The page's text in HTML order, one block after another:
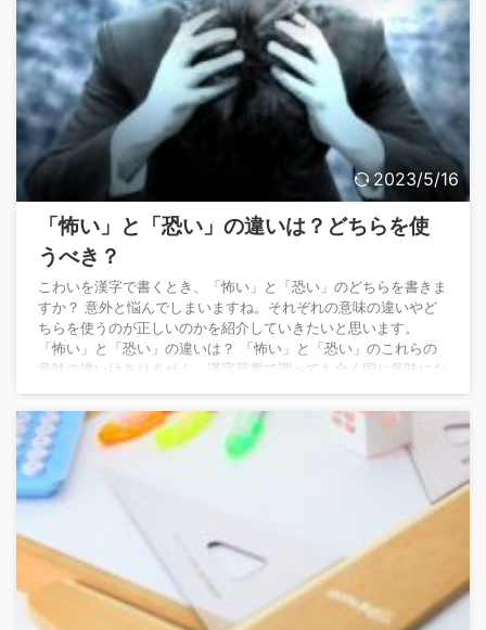
2023/5/16
「怖い」と「恐い」の違いは？どちらを使
うべき？
こわいを漢字で書くとき、「怖い」と「恐い」のどちらを書きま
すか？ 意外と悩んでしまいますね。それぞれの意味の違いやど
ちらを使うのが正しいのかを紹介していきたいと思います。
「怖い」と「恐い」の違いは？ 「怖い」と「恐い」のこれらの
意味の違いはありません。漢字辞書で調べても全く同じ意味にな
っています。 「怖い」と「恐い」の違いは、「怖い」は常用漢
字であること、「恐い」は常用漢字でないことです。 そのた
め、新聞やニュースでは必ず「怖い」が使われています。 どち
らを使うべき？ 「怖い」と「恐い」も意味は同じです ...